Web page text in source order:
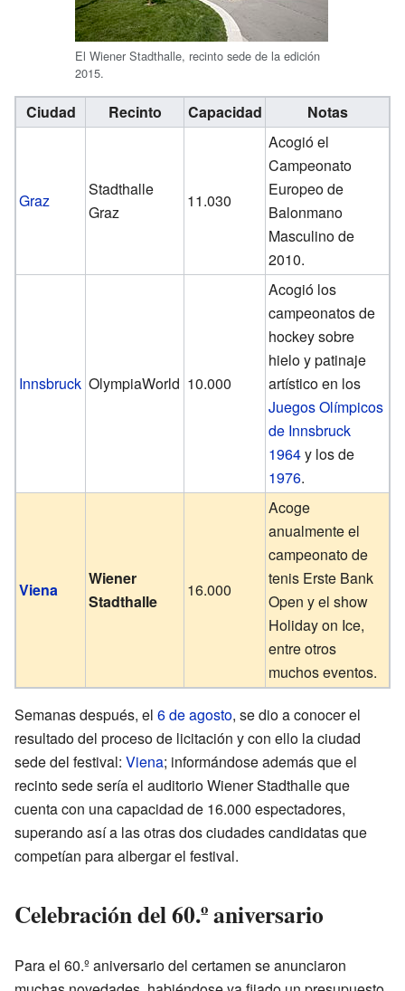
El Wiener Stadthalle, recinto sede de la edición
2015.
Ciudad Recinto Capacidad Notas
Graz
Stadthalle
Graz
11.030
Acogió el
Campeonato
Europeo de
Balonmano
Masculino de
2010.
Innsbruck OlympiaWorld 10.000
Acogió los
campeonatos de
hockey sobre
hielo y patinaje
artístico en los
Juegos Olímpicos
de Innsbruck
1964y los de
1976.
Viena
Wiener
Stadthalle
16.000
Acoge
anualmente el
campeonato de
tenis Erste Bank
Open y el show
Holiday on Ice,
entre otros
muchos eventos.
Semanas después, el 6 de agosto, se dio a conocer el
resultado del proceso de licitación y con ello la ciudad
sede del festival: Viena; informándose además que el
recinto sede sería el auditorio Wiener Stadthalle que
cuenta con una capacidad de 16.000 espectadores,
superando así a las otras dos ciudades candidatas que
competían para albergar el festival.
Celebración del 60.º aniversario
Para el 60.º aniversario del certamen se anunciaron